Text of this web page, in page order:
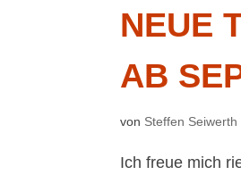
NEUE
AB
von Steffen Seiwerth
Ich freue mich